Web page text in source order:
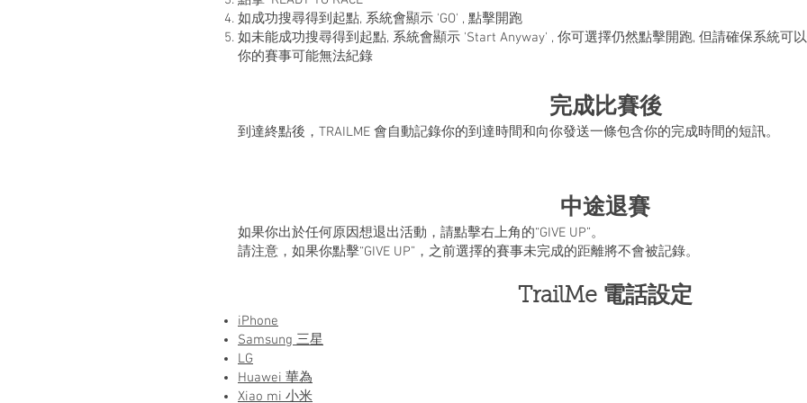
如成功搜尋得到起點, 系統會顯示 'GO' , 點擊開跑
如未能成功搜尋得到起點, 系統會顯示 'Start Anyway' , 你可選擇仍然點擊開跑, 但請確保系統可
你的賽事可能無法紀錄
完成比賽後
到達終點後，TRAILME 會自動記錄你的到達時間和向你發送一條包含你的完成時間的短訊。
中途退賽
如果你出於任何原因想退出活動，請點擊右上角的“GIVE UP”。
請注意，如果你點擊“GIVE UP”，之前選擇的賽事未完成的距離將不會被記錄。
TrailMe 電話設定
iPhone
Samsung 三星
LG
Huawei 華為
Xiao mi 小米